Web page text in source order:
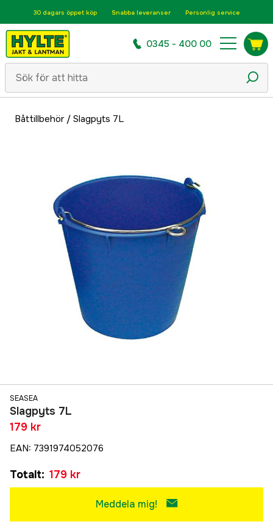
30 dagars öppet köp Snabba leveranser Personlig service
0345 - 400 00
Båttillbehör/ Slagpyts 7L
SEASEA
Slagpyts 7L
179 kr
EAN: 7391974052076
Totalt: 179 kr
Meddela mig!